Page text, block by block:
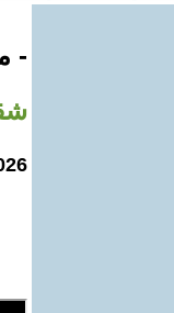
-
5 / 15